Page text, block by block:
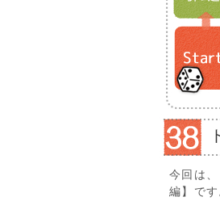
今回は
編】です